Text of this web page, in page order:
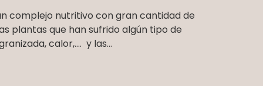
complejo nutritivo con gran cantidad de
plantas que han sufrido algún tipo de
calor,…. y las...